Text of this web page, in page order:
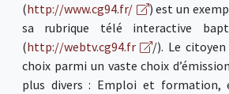
(http://www.cg94.fr/
) est un
sa rubrique télé interactive
(http://webtv.cg94.fr
/). Le
choix parmi un vaste choix
plus divers : Emploi et formation,